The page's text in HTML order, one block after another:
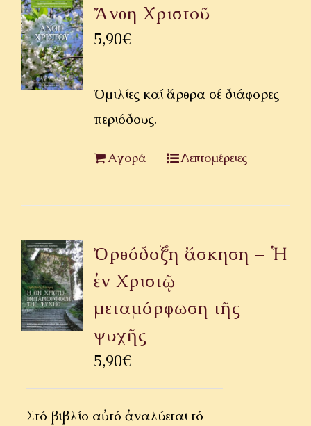
Ἄνθη Χριστοῦ
5,90€
Ὁμιλίες καί ἄρθρα σέ διάφορες
περιόδους.
Αγορά Λεπτομέρειες
Ὀρθόδοξη ἄσκηση – Ἡ
ἐν Χριστῷ
μεταμόρφωση τῆς
ψυχῆς
5,90€
Στό βιβλίο αὐτό ἀναλύεται τό